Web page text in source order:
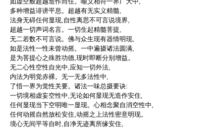
多种增益诽谤平息。超越有无实义精髓,
法身无碍任何显现,自性离思不可言说境界,
超越一切声词名言。一切生起精髓菩提,
无二若数不可言说。佛与众生现有器情明现,
如是法性一性未曾动摇。一中遍摄诸法圆满,
是为菩提心之殊胜功德,现时即断分别增益。
无二心性空性自光中,应知一切外法,
内法为明觉赤裸。无一无多法性中,
了悟一界为觉性关要。诸法一味总摄要诀:
一切境相虚妄空性中,无论如何显现无造作安住,
任何显现当下空明唯一显现。心相念聚自消空性中,
任何动摇自然放松安住,动摇之上法性密意明现。
境心无间平等自时,自净无迹离所缘安住,